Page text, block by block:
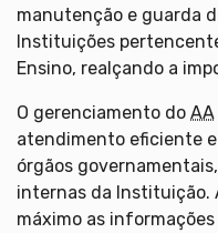
manutenção e guarda
Instituições
Ensino, realçando a
O gerenciamento do AA
atendimento eficiente
órgãos
internas da Instituição.
máximo as